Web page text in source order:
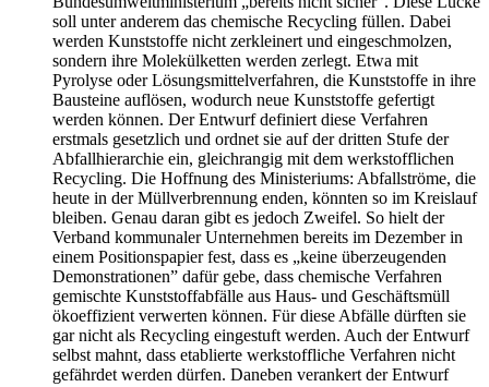
soll unter anderem das chemische Recycling füllen. Dabei
werden Kunststoffe nicht zerkleinert und eingeschmolzen,
sondern ihre Molekülketten werden zerlegt. Etwa mit
Pyrolyse oder Lösungsmittelverfahren, die Kunststoffe in ihre
Bausteine auflösen, wodurch neue Kunststoffe gefertigt
werden können. Der Entwurf definiert diese Verfahren
erstmals gesetzlich und ordnet sie auf der dritten Stufe der
Abfallhierarchie ein, gleichrangig mit dem werkstofflichen
Recycling. Die Hoffnung des Ministeriums: Abfallströme, die
heute in der Müllverbrennung enden, könnten so im Kreislauf
bleiben. Genau daran gibt es jedoch Zweifel. So hielt der
Verband kommunaler Unternehmen bereits im Dezember in
einem Positionspapier fest, dass es „keine überzeugenden
Demonstrationen” dafür gebe, dass chemische Verfahren
gemischte Kunststoffabfälle aus Haus- und Geschäftsmüll
ökoeffizient verwerten können. Für diese Abfälle dürften sie
gar nicht als Recycling eingestuft werden. Auch der Entwurf
selbst mahnt, dass etablierte werkstoffliche Verfahren nicht
gefährdet werden dürfen. Daneben verankert der Entwurf